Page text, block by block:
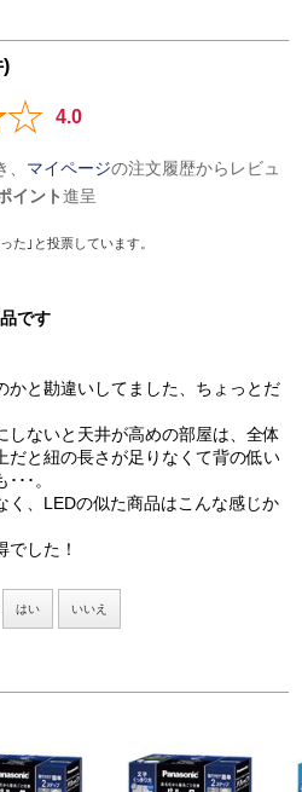
)
4.0
マイページの注文履歴からレビュ
イント進呈
た｣と投票しています。
です
かと勘違いしてました、ちょっとだ
しないと天井が高めの部屋は、全体
だと紐の長さが足りなくて背の低い
･･。
く、LEDの似た商品はこんな感じか
した！
はい いいえ